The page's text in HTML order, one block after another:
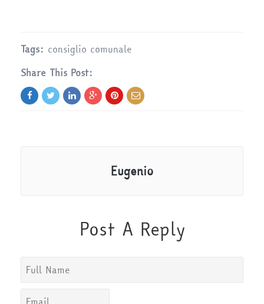
Tags: consiglio comunale
Share This Post:
Eugenio
Post A Reply